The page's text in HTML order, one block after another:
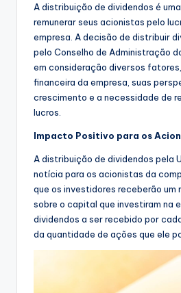
A distribuição de dividendos é
remunerar seus acionistas pelo
empresa. A decisão de distribuir
pelo Conselho de Administração
em consideração diversos
financeira da empresa, suas
crescimento e a necessidade de
lucros.
Impacto Positivo para os
A distribuição de dividendos pela
notícia para os acionistas da
que os investidores receberão um
sobre o capital que investiram na
dividendos a ser recebido por
da quantidade de ações que ele